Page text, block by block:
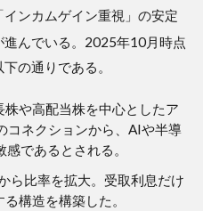
ンカムゲイン重視」の安定
んでいる 。2025年10月時点
の通りである。
株や高配当株を中心としたア
コネクションから、AIや半導
であるとされる。
ら比率を拡大。受取利息だけ
構造を構築した。